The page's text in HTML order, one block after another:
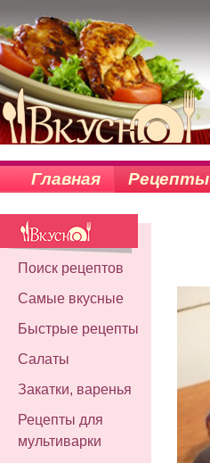
Главная Рецепты
Поиск рецептов
Самые вкусные
Быстрые рецепты
Салаты
Закатки, варенья
Рецепты для
мультиварки